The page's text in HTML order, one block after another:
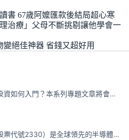
書 67歲阿嬤匯款後結局超心寒
治療」父母不斷挑剔讓他學會一
絕佳神器 省錢又超好用
ETF是什麼？ETF投資如何入門？本系列專題文章將會告訴你新手必須知道的ETF基礎知識。
台積電（tSMC；股票代號2330）是全球領先的半導體代工公司，成立於1987年，總部位於台灣新竹。且已於美國、日本、德國及中國設廠，台積電是全球首家專業積體電路製造服務公司，也是全球最先進和最大規模的半導體代工廠。